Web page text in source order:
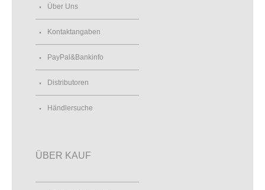
Über Uns
Kontaktangaben
PayPal&Bankinfo
Distributoren
Händlersuche
ÜBER KAUF